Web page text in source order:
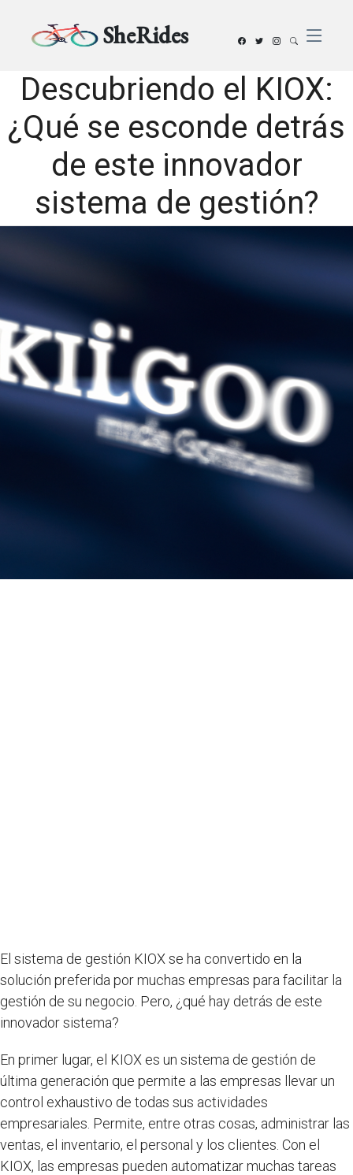
SheRides
Descubriendo el KIOX:
¿Qué se esconde detrás
de este innovador
sistema de gestión?
El sistema de gestión KIOX se ha convertido en la
solución preferida por muchas empresas para facilitar la
gestión de su negocio. Pero, ¿qué hay detrás de este
innovador sistema?
En primer lugar, el KIOX es un sistema de gestión de
última generación que permite a las empresas llevar un
control exhaustivo de todas sus actividades
empresariales. Permite, entre otras cosas, administrar las
ventas, el inventario, el personal y los clientes. Con el
KIOX, las empresas pueden automatizar muchas tareas